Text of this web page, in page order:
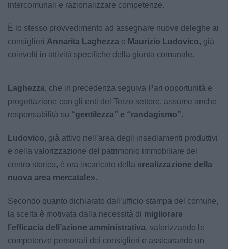
intercomunali e razionalizzare competenze.
È lo stesso provvedimento ad assegnare nuove deleghe ai
consiglieri Annarita Laghezza e Maurizio Ludovico, già
coinvolti in attività specifiche della giunta comunale.
Laghezza, che in precedenza seguiva Pari opportunità e
progettazione con gli enti del Terzo settore, assume anche
responsabilità su “gentilezza” e “randagismo”.
Ludovico, già attivo nell’area degli insediamenti produttivi
e nella valorizzazione del patrimonio immobiliare del
centro storico, è ora incaricato della «realizzazione della
nuova area mercatale».
Secondo quanto dichiarato dall’ufficio stampa del comune,
la scelta è motivata dalla necessità di migliorare
l’efficacia dell’azione amministrativa, valorizzando le
competenze personali dei consiglieri e assicurando un